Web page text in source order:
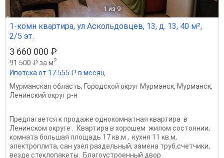
1 из 9
1-комн квартира, ул Аскольдовцев, 13, д. 13, 40 м²,
2/5 эт.
3 660 000 ₽
91 500 ₽ за м2
Ипотека от 17 555 ₽ в месяц
Мурманская область, Городской округ Мурманск, Мурманск,
Ленинский округ р-н
Предлагается к продаже однокомнатная квартира в
Ленинском округе . Квартира в хорошем жилом состоянии,
комната большая площадь 17 кв.м , кухня 11 кв.м,
электроплита, сан узел раздельный, замена труб,счетчики,
везде стеклопакеты. Благоустроенный двор.